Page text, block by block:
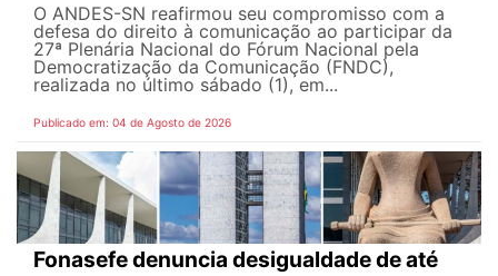
O ANDES-SN reafirmou seu compromisso com a
defesa do direito à comunicação ao participar da
27ª Plenária Nacional do Fórum Nacional pela
Democratização da Comunicação (FNDC),
realizada no último sábado (1), em...
Publicado em: 04 de Agosto de 2026
Fonasefe denuncia desigualdade de até